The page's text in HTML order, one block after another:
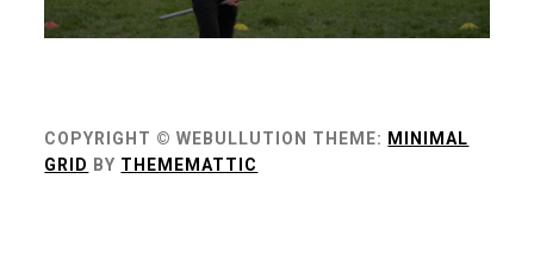
COPYRIGHT © WEBULLUTION THEME: MINIMAL
GRID BY THEMEMATTIC